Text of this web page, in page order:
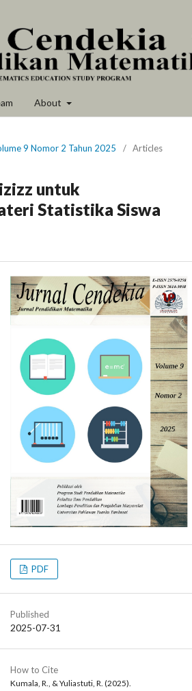
About
9 Nomor 2 Tahun 2025 / Articles
untuk
Statistika Siswa
PDF
Published
2025-07-31
How to Cite
Kumala, R., & Yuliastuti, R. (2025).